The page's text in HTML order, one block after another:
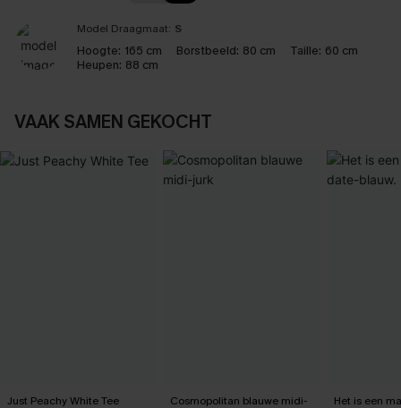
Model Draagmaat: S
Hoogte: 165 cm Borstbeeld: 80 cm Taille: 60 cm
Heupen: 88 cm
VAAK SAMEN GEKOCHT
Just Peachy White Tee Cosmopolitan blauwe midi- Het is een